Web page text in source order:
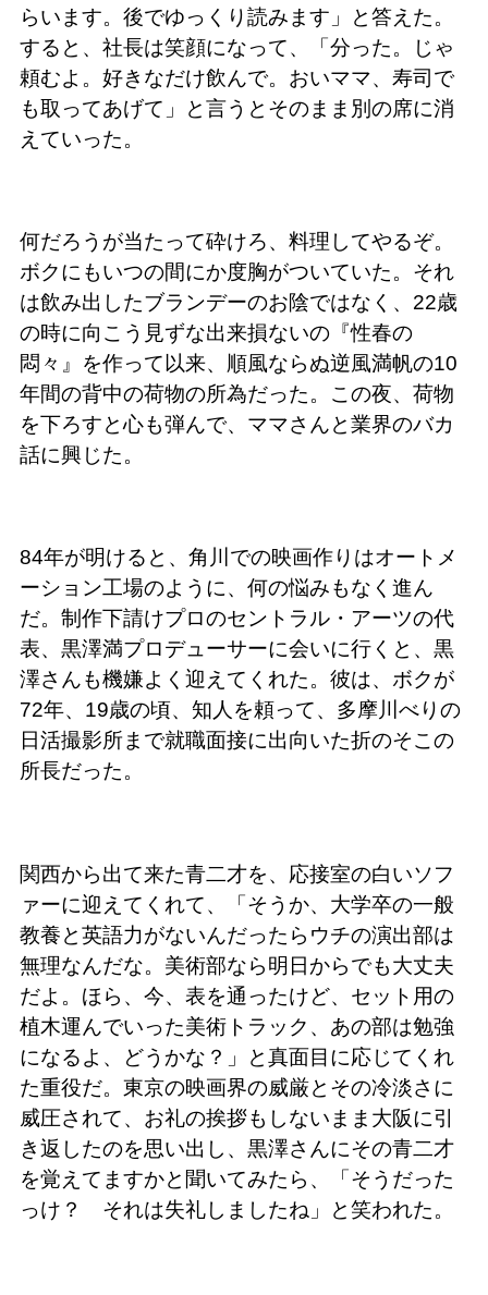
らいます。後でゆっくり読みます」と答えた。
すると、社長は笑顔になって、「分った。じゃ
頼むよ。好きなだけ飲んで。おいママ、寿司で
も取ってあげて」と言うとそのまま別の席に消
えていった。
何だろうが当たって砕けろ、料理してやるぞ。
ボクにもいつの間にか度胸がついていた。それ
は飲み出したブランデーのお陰ではなく、22歳
の時に向こう見ずな出来損ないの『性春の
悶々』を作って以来、順風ならぬ逆風満帆の10
年間の背中の荷物の所為だった。この夜、荷物
を下ろすと心も弾んで、ママさんと業界のバカ
話に興じた。
84年が明けると、角川での映画作りはオートメ
ーション工場のように、何の悩みもなく進ん
だ。制作下請けプロのセントラル・アーツの代
表、黒澤満プロデューサーに会いに行くと、黒
澤さんも機嫌よく迎えてくれた。彼は、ボクが
72年、19歳の頃、知人を頼って、多摩川べりの
日活撮影所まで就職面接に出向いた折のそこの
所長だった。
関西から出て来た青二才を、応接室の白いソフ
ァーに迎えてくれて、「そうか、大学卒の一般
教養と英語力がないんだったらウチの演出部は
無理なんだな。美術部なら明日からでも大丈夫
だよ。ほら、今、表を通ったけど、セット用の
植木運んでいった美術トラック、あの部は勉強
になるよ、どうかな？」と真面目に応じてくれ
た重役だ。東京の映画界の威厳とその冷淡さに
威圧されて、お礼の挨拶もしないまま大阪に引
き返したのを思い出し、黒澤さんにその青二才
を覚えてますかと聞いてみたら、「そうだった
っけ？ それは失礼しましたね」と笑われた。